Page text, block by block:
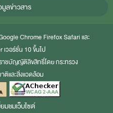
ลข่าวสาร
Chrome FirefoxSafari และ
เวอร์ชั่น 10 ขึ้นไป
ชบัญญัติลิขสิทธิ์โดย กระทรวง
ติและสิ่งแวดล้อม
มชมเว็บไซต์